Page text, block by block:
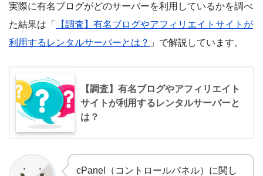
実際に有名ブログがどのサーバーを利用しているかを調べ
た結果は「 【調査】有名ブログやアフィリエイトサイトが
利用するレンタルサーバーとは？ 」で解説しています。
【調査】有名ブログやアフィリエイト
サイトが利用するレンタルサーバーと
は？
cPanel（コントロールパネル）に関し